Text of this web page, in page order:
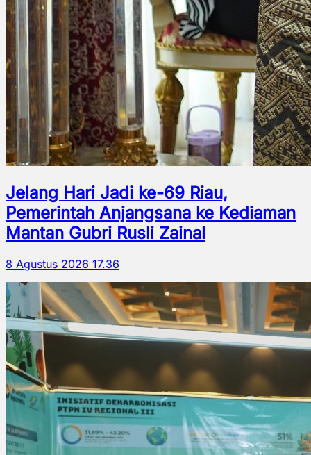
Jelang Hari Jadi ke-69 Riau,
Pemerintah Anjangsana ke Kediaman
Mantan Gubri Rusli Zainal
8 Agustus 2026 17.36